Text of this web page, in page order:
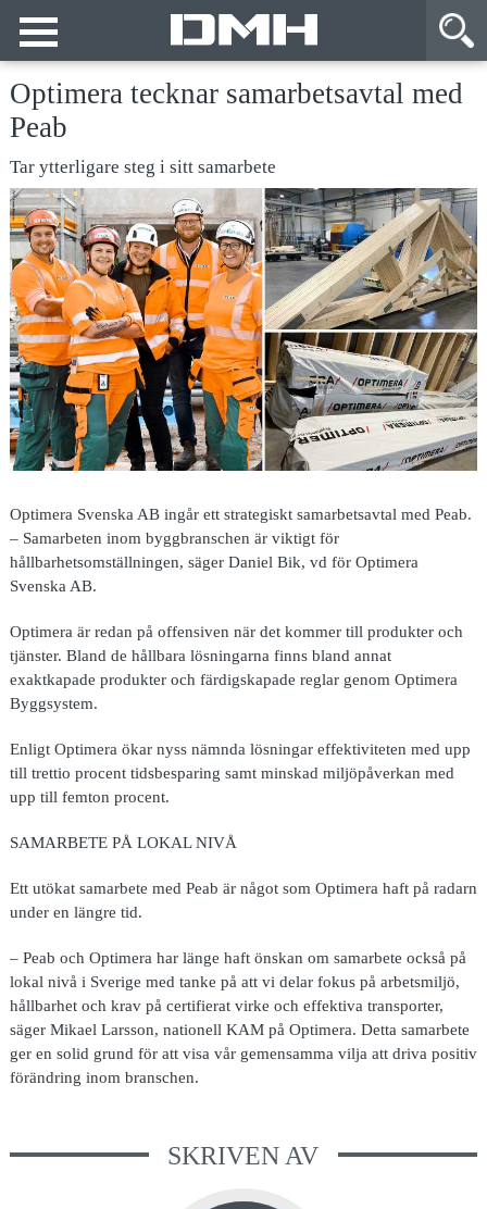
Optimera tecknar samarbetsavtal med
Peab
Tar ytterligare steg i sitt samarbete
Optimera Svenska AB ingår ett strategiskt samarbetsavtal med Peab.
– Samarbeten inom byggbranschen är viktigt för
hållbarhetsomställningen, säger Daniel Bik, vd för Optimera
Svenska AB.
Optimera är redan på offensiven när det kommer till produkter och
tjänster. Bland de hållbara lösningarna finns bland annat
exaktkapade produkter och färdigskapade reglar genom Optimera
Byggsystem.
Enligt Optimera ökar nyss nämnda lösningar effektiviteten med upp
till trettio procent tidsbesparing samt minskad miljöpåverkan med
upp till femton procent.
SAMARBETE PÅ LOKAL NIVÅ
Ett utökat samarbete med Peab är något som Optimera haft på radarn
under en längre tid.
– Peab och Optimera har länge haft önskan om samarbete också på
lokal nivå i Sverige med tanke på att vi delar fokus på arbetsmiljö,
hållbarhet och krav på certifierat virke och effektiva transporter,
säger Mikael Larsson, nationell KAM på Optimera. Detta samarbete
ger en solid grund för att visa vår gemensamma vilja att driva positiv
förändring inom branschen.
SKRIVEN AV